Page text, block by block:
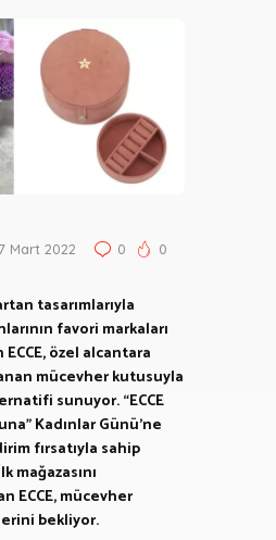
7 Mart 2022 0
0
tasarımlarıyla
favori markaları
özel alcantara
mücevher kutusuyla
sunuyor. “ECCE
Kadınlar Günü’ne
fırsatıyla sahip
mağazasını
ECCE, mücevher
bekliyor.